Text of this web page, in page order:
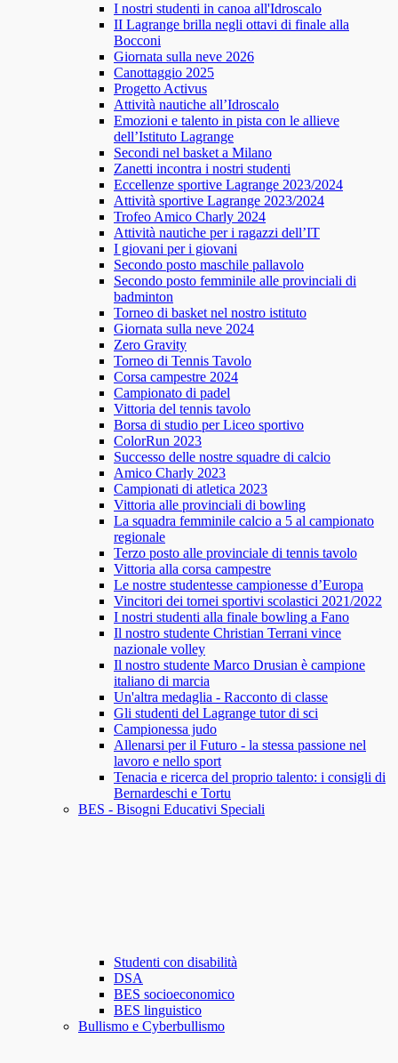
I nostri studenti in canoa all'Idroscalo
II Lagrange brilla negli ottavi di finale alla
Bocconi
Giornata sulla neve 2026
Canottaggio 2025
Progetto Activus
Attività nautiche all’Idroscalo
Emozioni e talento in pista con le allieve
dell’Istituto Lagrange
Secondi nel basket a Milano
Zanetti incontra i nostri studenti
Eccellenze sportive Lagrange 2023/2024
Attività sportive Lagrange 2023/2024
Trofeo Amico Charly 2024
Attività nautiche per i ragazzi dell’IT
I giovani per i giovani
Secondo posto maschile pallavolo
Secondo posto femminile alle provinciali di
badminton
Torneo di basket nel nostro istituto
Giornata sulla neve 2024
Zero Gravity
Torneo di Tennis Tavolo
Corsa campestre 2024
Campionato di padel
Vittoria del tennis tavolo
Borsa di studio per Liceo sportivo
ColorRun 2023
Successo delle nostre squadre di calcio
Amico Charly 2023
Campionati di atletica 2023
Vittoria alle provinciali di bowling
La squadra femminile calcio a 5 al campionato
regionale
Terzo posto alle provinciale di tennis tavolo
Vittoria alla corsa campestre
Le nostre studentesse campionesse d’Europa
Vincitori dei tornei sportivi scolastici 2021/2022
I nostri studenti alla finale bowling a Fano
Il nostro studente Christian Terrani vince
nazionale volley
Il nostro studente Marco Drusian è campione
italiano di marcia
Un'altra medaglia - Racconto di classe
Gli studenti del Lagrange tutor di sci
Campionessa judo
Allenarsi per il Futuro - la stessa passione nel
lavoro e nello sport
Tenacia e ricerca del proprio talento: i consigli di
Bernardeschi e Tortu
BES - Bisogni Educativi Speciali
Studenti con disabilità
DSA
BES socioeconomico
BES linguistico
Bullismo e Cyberbullismo